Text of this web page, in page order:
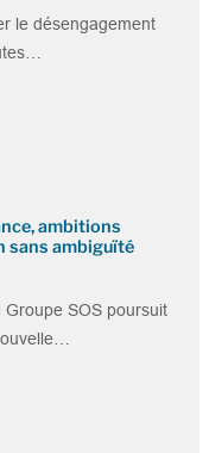
le désengagement
ambitions
sans ambiguïté
SOS poursuit